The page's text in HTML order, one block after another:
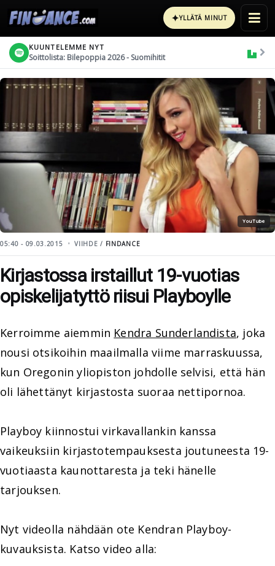
✦YLLÄTÄ MINUT
KUUNTELEMME NYT
Soittolista: Bilepoppia 2026 - Suomihitit
YouTube
05:40 - 09.03.2015 VIIHDE / FINDANCE
Kirjastossa irstaillut 19-vuotias
opiskelijatyttö riisui Playboylle
Kerroimme aiemmin Kendra Sunderlandista, joka
nousi otsikoihin maailmalla viime marraskuussa,
kun Oregonin yliopiston johdolle selvisi, että hän
oli lähettänyt kirjastosta suoraa nettipornoa.
Playboy kiinnostui virkavallankin kanssa
vaikeuksiin kirjastotempauksesta joutuneesta 19-
vuotiaasta kaunottaresta ja teki hänelle
tarjouksen.
Nyt videolla nähdään ote Kendran Playboy-
kuvauksista. Katso video alla: